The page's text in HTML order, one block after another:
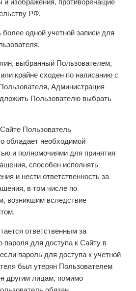
и изображения, противоречащие
РФ.
более одной учетной записи для
выбранный Пользователем,
крайне сходен по написанию с
Администрация
Пользователю выбрать
Пользователь
обладает необходимой
и полномочиями для принятия
способен исполнять
и нести ответственность за
в том числе по
возникшим вследствие
ответственным за
пароля для доступа к Сайту в
пароль для доступа к учетной
был утерян Пользователем
другим лицам, помимо